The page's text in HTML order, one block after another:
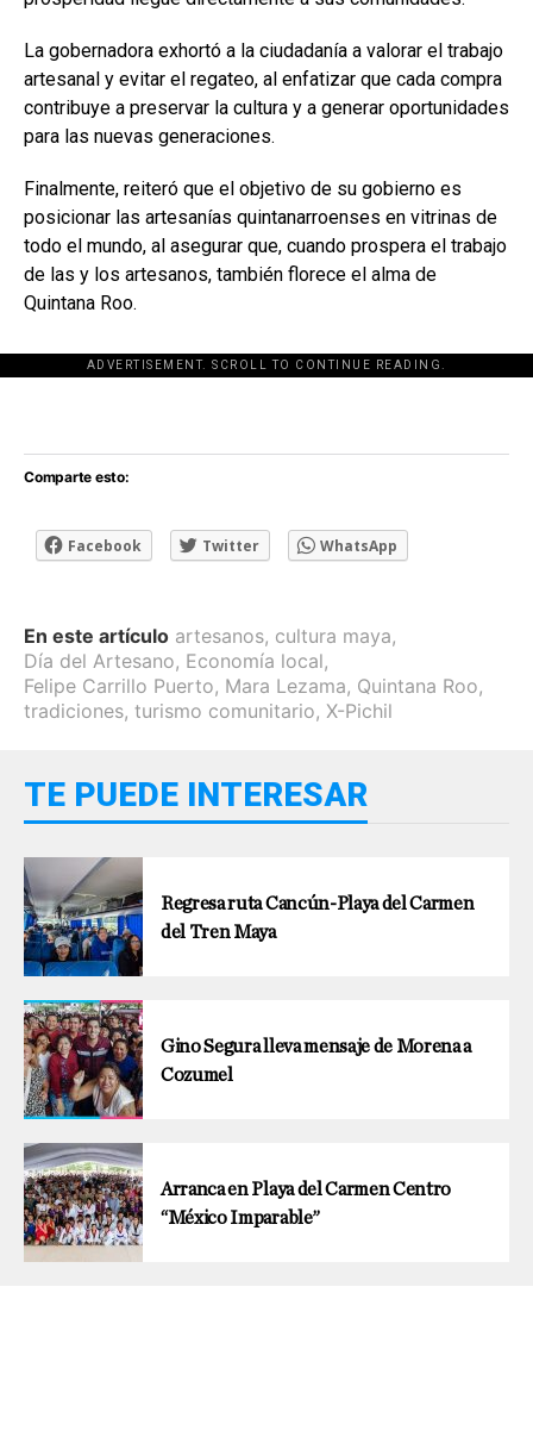
La gobernadora exhortó a la ciudadanía a valorar el trabajo
artesanal y evitar el regateo, al enfatizar que cada compra
contribuye a preservar la cultura y a generar oportunidades
para las nuevas generaciones.
Finalmente, reiteró que el objetivo de su gobierno es
posicionar las artesanías quintanarroenses en vitrinas de
todo el mundo, al asegurar que, cuando prospera el trabajo
de las y los artesanos, también florece el alma de
Quintana Roo.
ADVERTISEMENT. SCROLL TO CONTINUE READING.
[adsforwp id="243463"]
Comparte esto:
Facebook Twitter WhatsApp
En este artículo artesanos, cultura maya,
Día del Artesano, Economía local,
Felipe Carrillo Puerto, Mara Lezama, Quintana Roo,
tradiciones, turismo comunitario, X-Pichil
TE PUEDE INTERESAR
Regresa ruta Cancún-Playa del Carmen
del Tren Maya
Gino Segura lleva mensaje de Morena a
Cozumel
Arranca en Playa del Carmen Centro
“México Imparable”